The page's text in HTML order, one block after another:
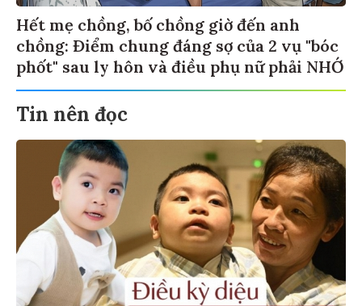
Hết mẹ chồng, bố chồng giờ đến anh
chồng: Điểm chung đáng sợ của 2 vụ "bóc
phốt" sau ly hôn và điều phụ nữ phải NHỚ
Tin nên đọc